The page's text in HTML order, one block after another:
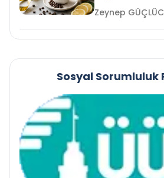
Zeynep
Sosyal Sorumluluk